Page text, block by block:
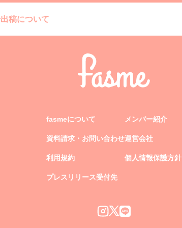
稿について
fasmeについて
資料請求・お問い合わせ
利用規約
プレスリリース受付先
メンバー紹介
運営会社
個人情報保護方針